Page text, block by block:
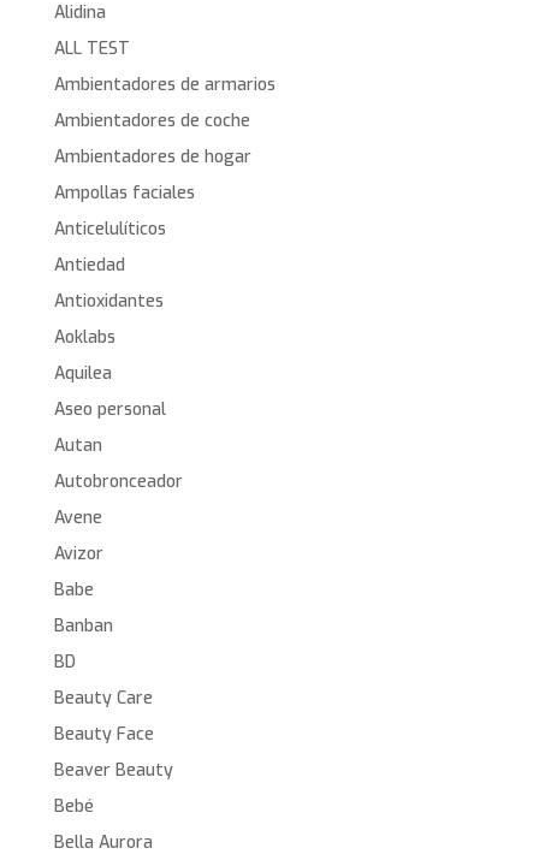
Alidina
ALL TEST
Ambientadores de armarios
Ambientadores de coche
Ambientadores de hogar
Ampollas faciales
Anticelulíticos
Antiedad
Antioxidantes
Aoklabs
Aquilea
Aseo personal
Autan
Autobronceador
Avene
Avizor
Babe
Banban
BD
Beauty Care
Beauty Face
Beaver Beauty
Bebé
Bella Aurora